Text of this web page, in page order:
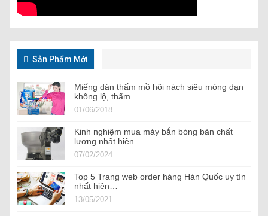
Sản Phẩm Mới
Miếng dán thấm mồ hôi nách siêu mỏng dạn
không lộ, thấm…
01/06/2018
Kinh nghiệm mua máy bắn bóng bàn chất
lượng nhất hiện…
07/02/2024
Top 5 Trang web order hàng Hàn Quốc uy tín
nhất hiện…
13/05/2021